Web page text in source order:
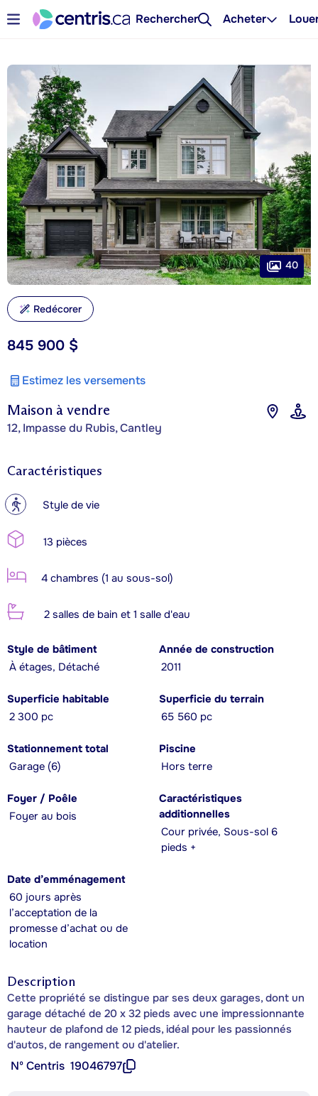
Rechercher Acheter
Maison à vendre
12, Impasse du Rubis, Cantley
845 900 $
Estimez les versements
40
Redécorer
Caractéristiques
? Style de vie
13 pièces
4 chambres (1 au sous-sol)
2 salles de bain et 1 salle d'eau
Style de bâtiment
À étages, Détaché
Année de construction
2011
Superficie habitable
2 300 pc
Superficie du terrain
65 560 pc
Stationnement total
Garage (6)
Piscine
Hors terre
Foyer / Poêle
Foyer au bois
Caractéristiques
additionnelles
Cour privée, Sous-sol 6
pieds +
Date d’emménagement
60 jours après
l’acceptation de la
promesse d’achat ou de
location
Description
Cette propriété se distingue par ses deux garages, dont un
garage détaché de 20 x 32 pieds avec une impressionnante
hauteur de plafond de 12 pieds, idéal pour les passionnés
d'autos, de rangement ou d'atelier.
Nº Centris 19046797